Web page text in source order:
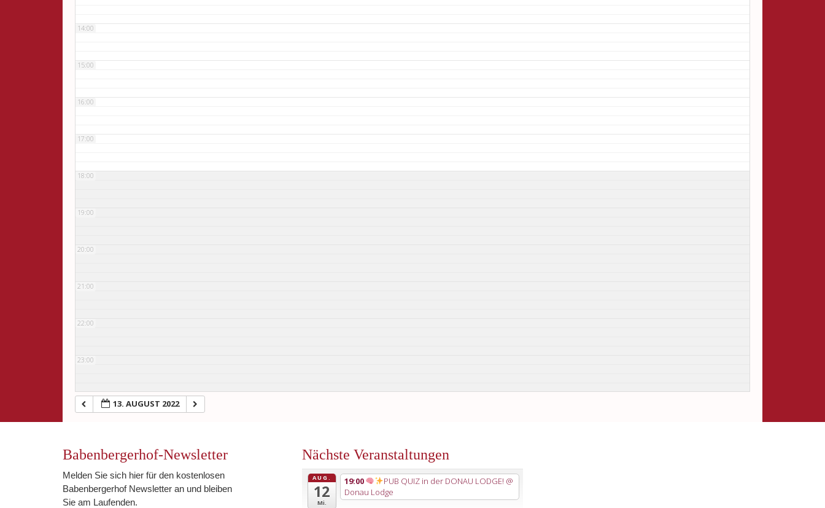
14:00
15:00
16:00
17:00
18:00
19:00
20:00
21:00
22:00
23:00
13. AUGUST 2022
Babenbergerhof-Newsletter
Melden Sie sich hier für den kostenlosen
Babenbergerhof Newsletter an und bleiben
Sie am Laufenden.
Nächste Veranstaltungen
AUG.
12
Mi.
19:00 PUB QUIZ in der DONAU LODGE! @
Donau Lodge